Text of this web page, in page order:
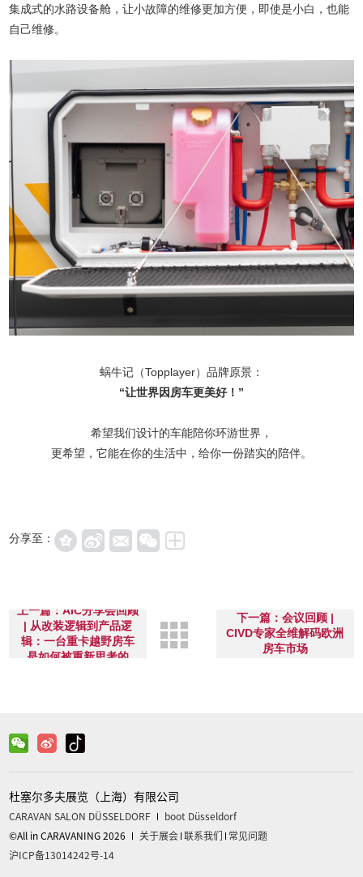
集成式的水路设备舱，让小故障的维修更加方便，即使是小白，也能
自己维修。
蜗牛记（Topplayer）品牌原景：
“让世界因房车更美好！”
希望我们设计的车能陪你环游世界，
更希望，它能在你的生活中，给你一份踏实的陪伴。
分享至：
上一篇：AIC分享会回顾
| 从改装逻辑到产品逻
辑：一台重卡越野房车
是如何被重新思考的
下一篇：会议回顾 |
CIVD专家全维解码欧洲
房车市场
杜塞尔多夫展览（上海）有限公司
CARAVAN SALON DÜSSELDORF
boot Düsseldorf
©All in CARAVANING 2026
关于展会 联系我们
常见问题
沪ICP备13014242号-14